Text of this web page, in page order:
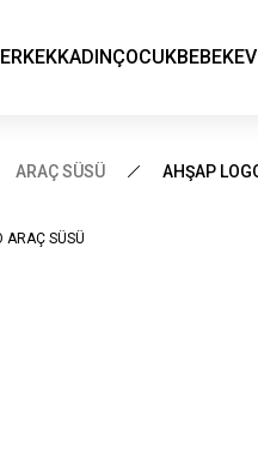
ERKEKKADINÇOCUKBEBEK
ARAÇ SÜSÜ AHŞAP